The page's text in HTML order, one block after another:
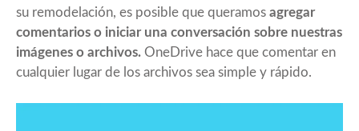
su remodelación, es posible que queramos agregar
comentarios o iniciar una conversación sobre nuestras
imágenes o archivos. OneDrive hace que comentar en
cualquier lugar de los archivos sea simple y rápido.